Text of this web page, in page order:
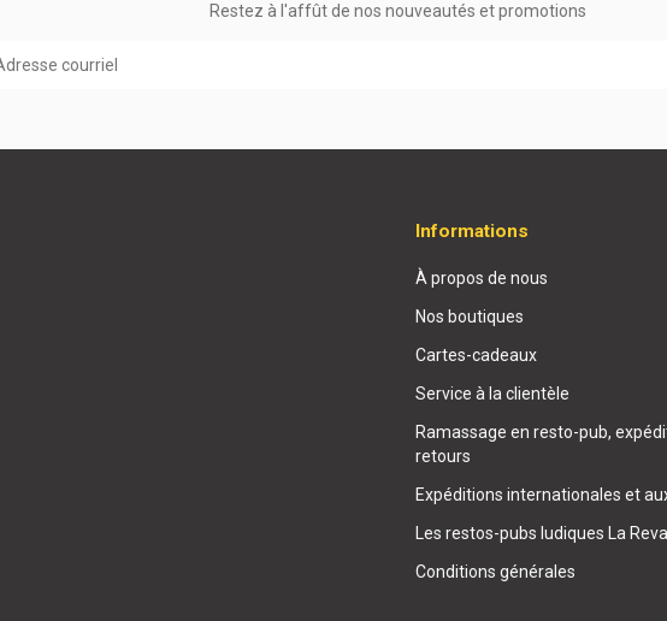
Restez à l'affût de nos nouveautés et promotions
Informations
À propos de nous
Nos boutiques
Cartes-cadeaux
Service à la clientèle
Ramassage en resto-pub,
retours
Expéditions internationales et
Les restos-pubs ludiques La
Conditions générales